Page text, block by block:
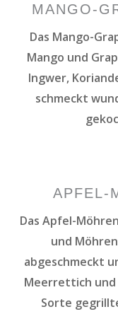
MANGO-
Das Mango-
Mango und
Ingwer,
schmeckt
APFEL-
Das Apfel-
und
abgeschmeckt
Meerrettich und
Sorte